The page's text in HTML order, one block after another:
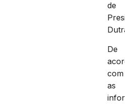
de
De
com
as